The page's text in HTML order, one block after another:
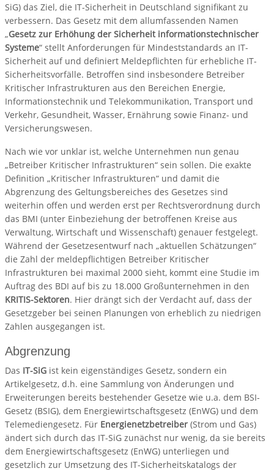
SiG) das Ziel, die IT-Sicherheit in Deutschland signifikant zu
verbessern. Das Gesetz mit dem allumfassenden Namen
„Gesetz zur Erhöhung der Sicherheit informationstechnischer
Systeme“ stellt Anforderungen für Mindeststandards an IT-
Sicherheit auf und definiert Meldepflichten für erhebliche IT-
Sicherheitsvorfälle. Betroffen sind insbesondere Betreiber
Kritischer Infrastrukturen aus den Bereichen Energie,
Informationstechnik und Telekommunikation, Transport und
Verkehr, Gesundheit, Wasser, Ernährung sowie Finanz- und
Versicherungswesen.
Nach wie vor unklar ist, welche Unternehmen nun genau
„Betreiber Kritischer Infrastrukturen“ sein sollen. Die exakte
Definition „Kritischer Infrastrukturen“ und damit die
Abgrenzung des Geltungsbereiches des Gesetzes sind
weiterhin offen und werden erst per Rechtsverordnung durch
das BMI (unter Einbeziehung der betroffenen Kreise aus
Verwaltung, Wirtschaft und Wissenschaft) genauer festgelegt.
Während der Gesetzesentwurf nach „aktuellen Schätzungen“
die Zahl der meldepflichtigen Betreiber Kritischer
Infrastrukturen bei maximal 2000 sieht, kommt eine Studie im
Auftrag des BDI auf bis zu 18.000 Großunternehmen in den
KRITIS-Sektoren. Hier drängt sich der Verdacht auf, dass der
Gesetzgeber bei seinen Planungen von erheblich zu niedrigen
Zahlen ausgegangen ist.
Abgrenzung
Das IT-SiG ist kein eigenständiges Gesetz, sondern ein
Artikelgesetz, d.h. eine Sammlung von Änderungen und
Erweiterungen bereits bestehender Gesetze wie u.a. dem BSI-
Gesetz (BSIG), dem Energiewirtschaftsgesetz (EnWG) und dem
Telemediengesetz. Für Energienetzbetreiber (Strom und Gas)
ändert sich durch das IT-SiG zunächst nur wenig, da sie bereits
dem Energiewirtschaftsgesetz (EnWG) unterliegen und
gesetzlich zur Umsetzung des IT-Sicherheitskatalogs der